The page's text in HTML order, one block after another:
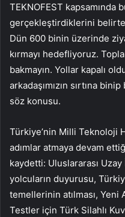
TEKNOFEST kapsamında
gerçekleştirdiklerini
Dün 600 binin üzerinde
kırmayı hedefliyoruz.
bakmayın. Yollar kapalı
arkadaşımızın sırtına
söz konusu.
Türkiye’nin Milli Teknoloji
adımlar atmaya devam
kaydetti: Uluslararası
yolcuların duyurusu,
temellerinin atılması, Yeni
Testler için Türk Silahlı